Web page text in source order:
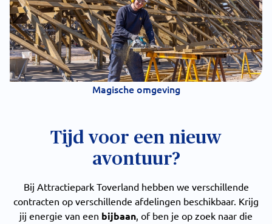
Magische omgeving
Tijd voor een nieuw
avontuur?
Bij Attractiepark Toverland hebben we verschillende
contracten op verschillende afdelingen beschikbaar. Krijg
jij energie van een bijbaan, of ben je op zoek naar die